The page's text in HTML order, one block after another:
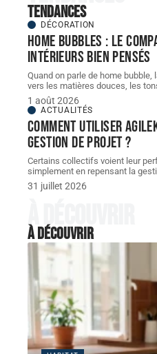
Tendances
DÉCORATION
Home bubbles : le
intérieurs bien pensés
Quand on parle de home
vers les matières douces, les
1 août 2026
ACTUALITÉS
Comment utiliser
gestion de projet ?
Certains collectifs voient leur
simplement en repensant la
31 juillet 2026
À découvrir
À découvrir